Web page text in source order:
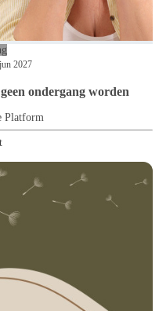
2027
ondergang worden
Platform